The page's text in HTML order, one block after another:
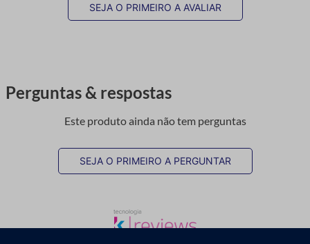
SEJA O PRIMEIRO A AVALIAR
Perguntas & respostas
Este produto ainda não tem perguntas
SEJA O PRIMEIRO A PERGUNTAR